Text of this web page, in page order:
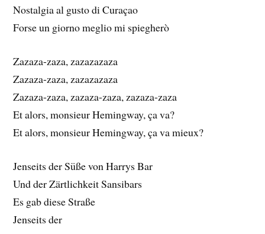
Nostalgia al gusto di Curaçao
Forse un giorno meglio mi spiegherò
Zazaza-zaza, zazazazaza
Zazaza-zaza, zazazazaza
Zazaza-zaza, zazaza-zaza, zazaza-zaza
Et alors, monsieur Hemingway, ça va?
Et alors, monsieur Hemingway, ça va mieux?
Jenseits der Süße von Harrys Bar
Und der Zärtlichkeit Sansibars
Es gab diese Straße
Jenseits der